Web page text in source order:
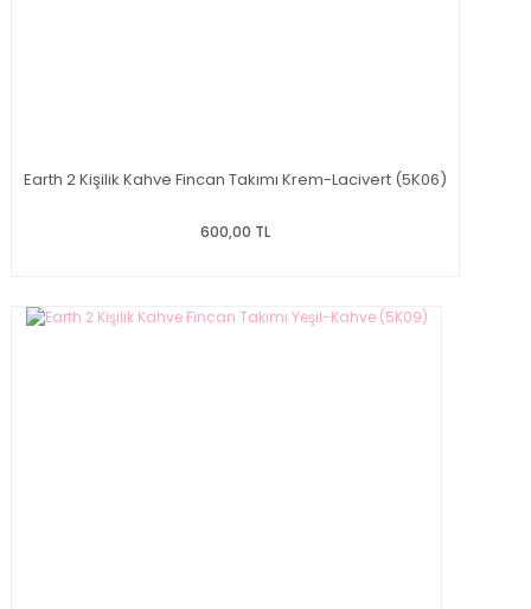
Earth 2 Kişilik Kahve Fincan Takımı Krem-Lacivert (5K06)
600,00 TL